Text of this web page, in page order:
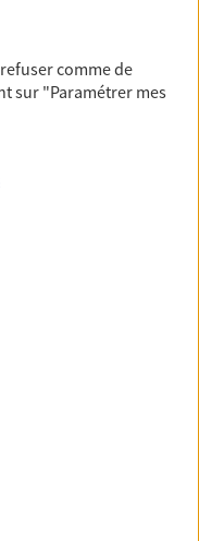
comme de
sur "Paramétrer mes